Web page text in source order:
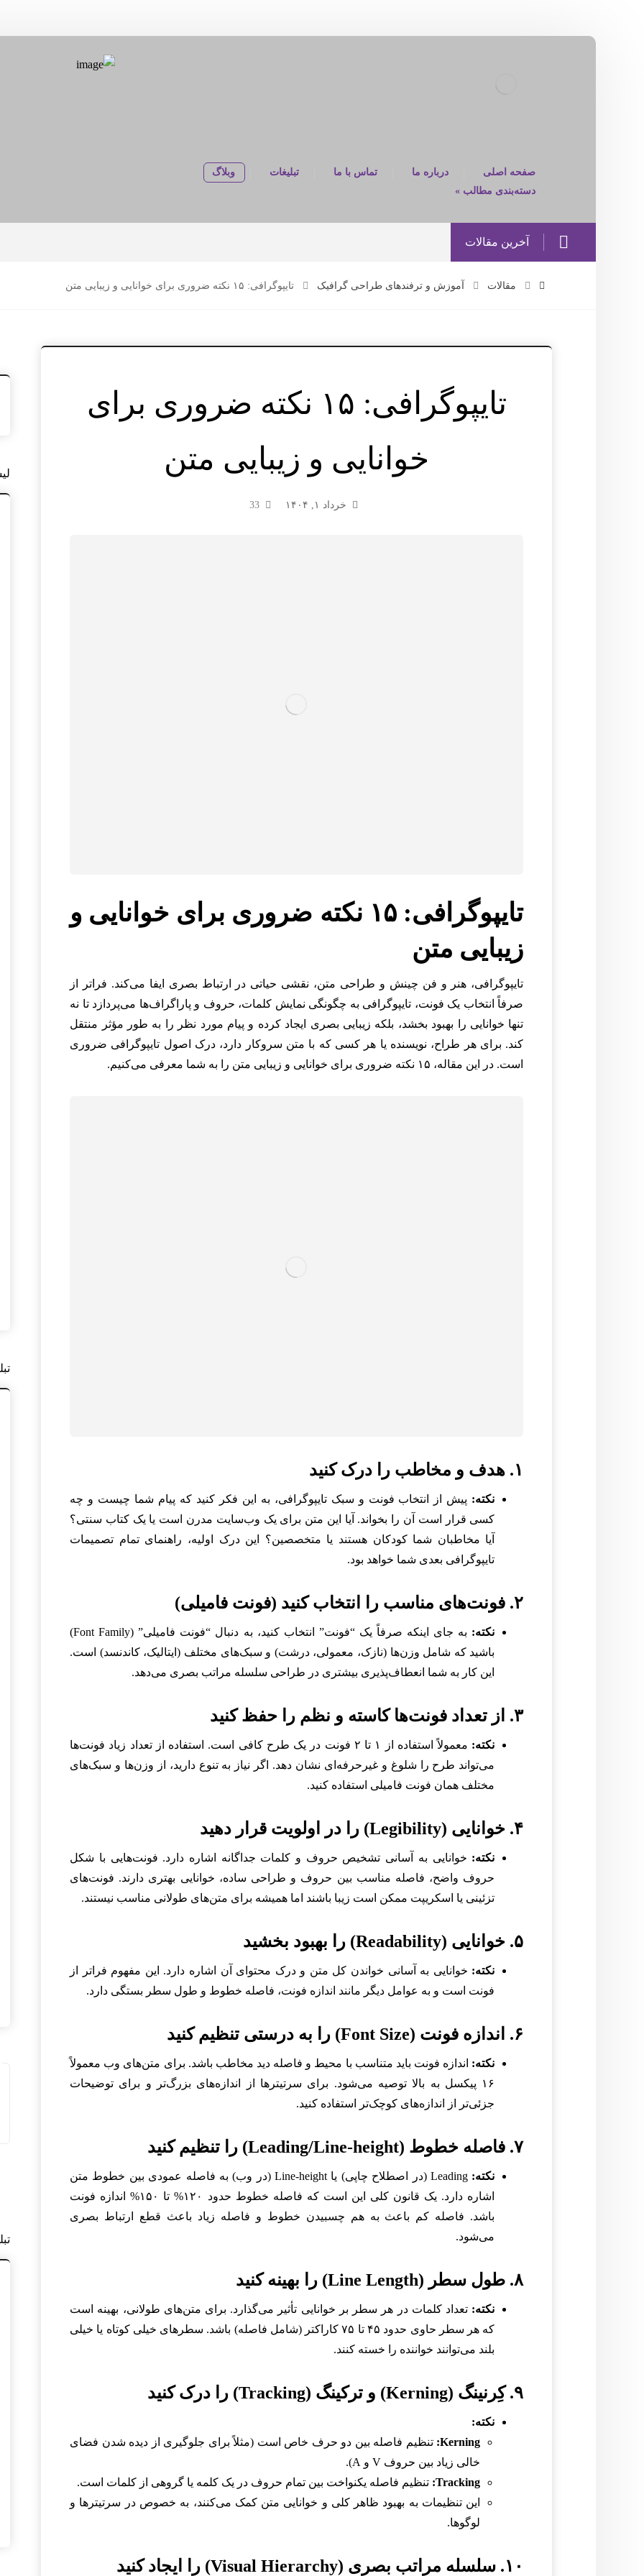
صفحه اصلی درباره ما تماس با ما تبلیغات
وبلاگ
دسته‌بندی مطالب »
آخرین مقالات
مقالات آموزش و ترفندهای طراحی گرافیک تایپوگرافی: ۱۵ نکته ضروری برای خوانایی و زیبایی متن
تایپوگرافی: ۱۵ نکته ضروری برای
خوانایی و زیبایی متن
خرداد ۱, ۱۴۰۴ 33
تایپوگرافی: ۱۵ نکته ضروری برای خوانایی و
زیبایی متن
تایپوگرافی، هنر و فن چینش و طراحی متن، نقشی حیاتی در ارتباط بصری ایفا می‌کند. فراتر از
صرفاً انتخاب یک فونت، تایپوگرافی به چگونگی نمایش کلمات، حروف و پاراگراف‌ها می‌پردازد تا نه
تنها خوانایی را بهبود بخشد، بلکه زیبایی بصری ایجاد کرده و پیام مورد نظر را به طور مؤثر منتقل
کند. برای هر طراح، نویسنده یا هر کسی که با متن سروکار دارد، درک اصول تایپوگرافی ضروری
است. در این مقاله، ۱۵ نکته ضروری برای خوانایی و زیبایی متن را به شما معرفی می‌کنیم.
۱. هدف و مخاطب را درک کنید
نکته: پیش از انتخاب فونت و سبک تایپوگرافی، به این فکر کنید که پیام شما چیست و چه
کسی قرار است آن را بخواند. آیا این متن برای یک وب‌سایت مدرن است یا یک کتاب سنتی؟
آیا مخاطبان شما کودکان هستند یا متخصصین؟ این درک اولیه، راهنمای تمام تصمیمات
تایپوگرافی بعدی شما خواهد بود.
۲. فونت‌های مناسب را انتخاب کنید (فونت فامیلی)
نکته:
به جای اینکه صرفاً یک “فونت” انتخاب کنید، به دنبال “فونت فامیلی” (Font Family)
باشید که شامل وزن‌ها (نازک، معمولی، درشت) و سبک‌های مختلف (ایتالیک، کاندنسد) است.
این کار به شما انعطاف‌پذیری بیشتری در طراحی سلسله مراتب بصری می‌دهد.
۳. از تعداد فونت‌ها کاسته و نظم را حفظ کنید
نکته:
معمولاً استفاده از ۱ تا ۲ فونت در یک طرح کافی است. استفاده از تعداد زیاد فونت‌ها
می‌تواند طرح را شلوغ و غیرحرفه‌ای نشان دهد. اگر نیاز به تنوع دارید، از وزن‌ها و سبک‌های
مختلف همان فونت فامیلی استفاده کنید.
۴. خوانایی (Legibility) را در اولویت قرار دهید
نکته: خوانایی به آسانی تشخیص حروف و کلمات جداگانه اشاره دارد. فونت‌هایی با شکل
حروف واضح، فاصله مناسب بین حروف و طراحی ساده، خوانایی بهتری دارند. فونت‌های
تزئینی یا اسکریپت ممکن است زیبا باشند اما همیشه برای متن‌های طولانی مناسب نیستند.
۵. خوانایی (Readability) را بهبود بخشید
نکته: خوانایی به آسانی خواندن کل متن و درک محتوای آن اشاره دارد. این مفهوم فراتر از
فونت است و به عوامل دیگر مانند اندازه فونت، فاصله خطوط و طول سطر بستگی دارد.
۶. اندازه فونت (Font Size) را به درستی تنظیم کنید
نکته: اندازه فونت باید متناسب با محیط و فاصله دید مخاطب باشد. برای متن‌های وب معمولاً
۱۶ پیکسل به بالا توصیه می‌شود. برای سرتیترها از اندازه‌های بزرگ‌تر و برای توضیحات
جزئی‌تر از اندازه‌های کوچک‌تر استفاده کنید.
۷. فاصله خطوط (Leading/Line-height) را تنظیم کنید
نکته:
Leading (در اصطلاح چاپی) یا Line-height (در وب) به فاصله عمودی بین خطوط متن
اشاره دارد. یک قانون کلی این است که فاصله خطوط حدود ۱۲۰% تا ۱۵۰% اندازه فونت
باشد. فاصله کم باعث به هم چسبیدن خطوط و فاصله زیاد باعث قطع ارتباط بصری
می‌شود.
۸. طول سطر (Line Length) را بهینه کنید
نکته: تعداد کلمات در هر سطر بر خوانایی تأثیر می‌گذارد. برای متن‌های طولانی، بهینه است
که هر سطر حاوی حدود ۴۵ تا ۷۵ کاراکتر (شامل فاصله) باشد. سطرهای خیلی کوتاه یا خیلی
بلند می‌توانند خواننده را خسته کنند.
۹. کِرنینگ (Kerning) و ترکینگ (Tracking) را درک کنید
نکته:
Kerning: تنظیم فاصله بین دو حرف خاص است (مثلاً برای جلوگیری از دیده شدن فضای
خالی زیاد بین حروف V و A).
Tracking: تنظیم فاصله یکنواخت بین تمام حروف در یک کلمه یا گروهی از کلمات است.
این تنظیمات به بهبود ظاهر کلی و خوانایی متن کمک می‌کنند، به خصوص در سرتیترها و
لوگوها.
۱۰. سلسله مراتب بصری (Visual Hierarchy) را ایجاد کنید